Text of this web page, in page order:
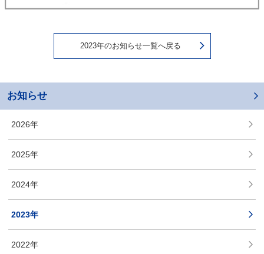
2023年のお知らせ一覧へ戻る
お知らせ
2026年
2025年
2024年
2023年
2022年